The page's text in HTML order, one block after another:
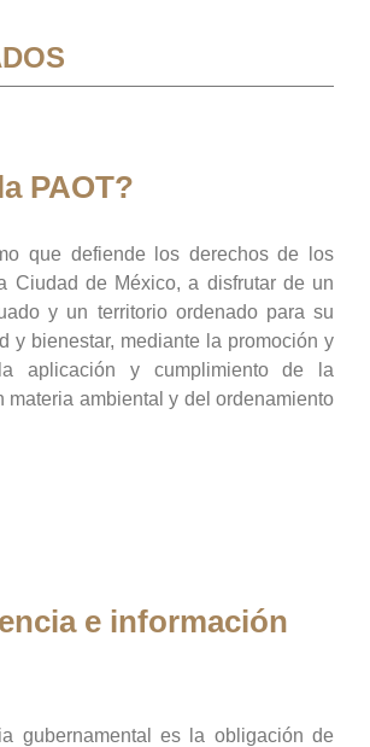
PAOT?
que defiende los derechos de los
Ciudad de México, a disfrutar de un
y un territorio ordenado para su
y bienestar, mediante la promoción y
aplicación y cumplimiento de la
materia ambiental y del ordenamiento
e información
gubernamental es la obligación de